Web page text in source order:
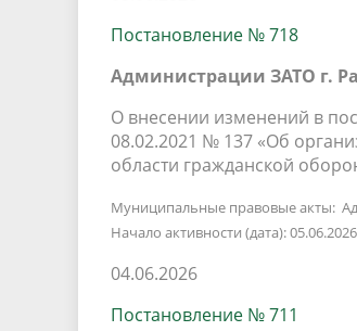
Постановление № 718
Администрации ЗАТО г.
О внесении изменений в
08.02.2021 № 137 «Об
области гражданской
Муниципальные правовые акты:
Начало активности (дата): 05.06.2026
04.06.2026
Постановление № 711